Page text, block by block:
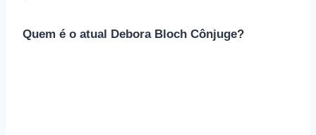
Quem é o atual Debora Bloch Cônjuge?